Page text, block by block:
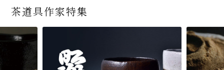
茶道具作家特集